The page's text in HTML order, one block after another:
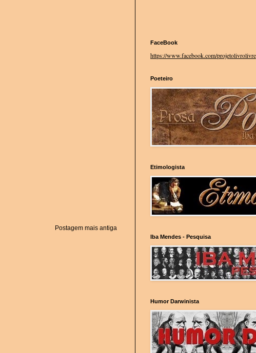
Postagem mais antiga
FaceBook
https://www.facebook.com/projetolivrolivre
Poeteiro
Etimologista
Iba Mendes - Pesquisa
Humor Darwinista